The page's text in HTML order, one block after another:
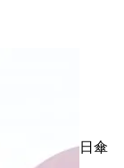
日傘